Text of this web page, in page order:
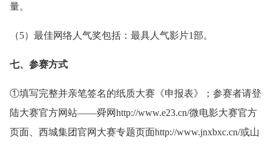
量。
（5）最佳网络人气奖包括：最具人气影片1部。
七、参赛方式
①填写完整并亲笔签名的纸质大赛《申报表》；参赛者请登
陆大赛官方网站——舜网http://www.e23.cn/微电影大赛官方
页面、西城集团官网大赛专题页面http://www.jnxbxc.cn/或山